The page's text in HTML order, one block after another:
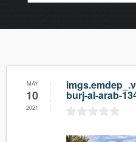
MAY
10
2021
burj-al-arab-